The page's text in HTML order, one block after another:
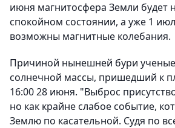
июня магнитосфера Земли будет
спокойном состоянии, а уже 1
возможны магнитные колебания.
Причиной нынешней бури
солнечной массы, пришедший к
16:00 28 июня. "Выброс
но как крайне слабое событие,
Землю по касательной. Судя по